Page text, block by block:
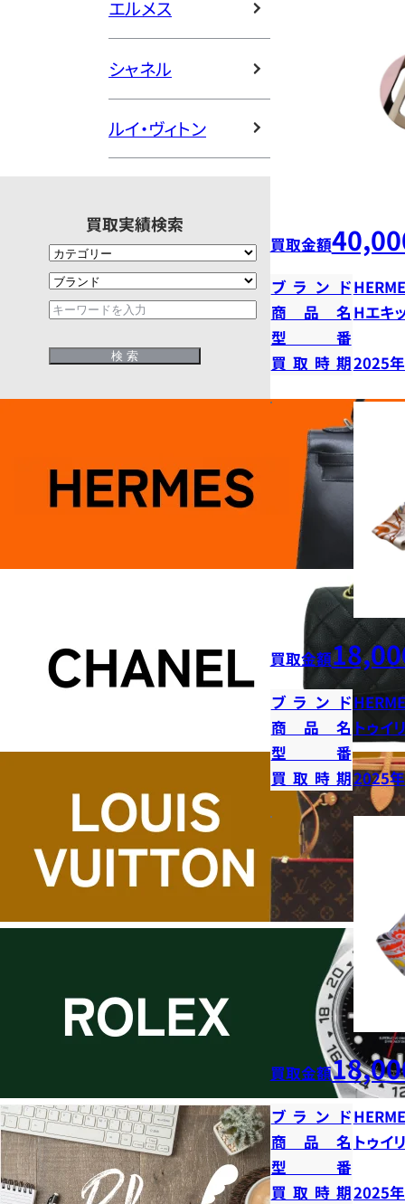
エルメス
シャネル
ルイ・ヴィトン
買取実績検索
買取金額
ブランド
商品名 Hエキ
型番
買取時期2025
買取金額
ブランド
商品名 トゥイ
型番
買取時期2025
買取金額
ブランド
商品名 トゥイ
型番
買取時期2025